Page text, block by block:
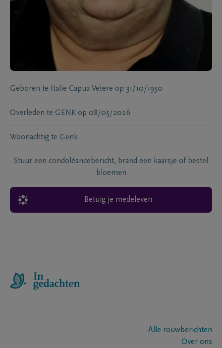
Geboren te Italie Capua Vetere op 31/10/1950
Overleden te GENK op 08/05/2026
Woonachtig te Genk
Stuur een condoléancebericht, brand een kaarsje of bestel
bloemen
Betuig je medeleven
Alle rouwberichten
Over ons